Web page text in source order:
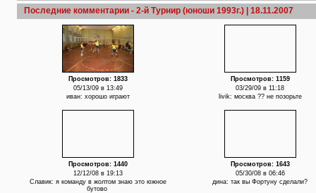
Последние комментарии - 2-й Турнир (юноши 1993г.) | 18.11.2007
Просмотров: 1833
05/13/09 в 13:49
иван: хорошо играют
Просмотров: 1159
03/29/09 в 11:18
livik: москва ?? не позорьте
Просмотров: 1440
12/12/08 в 19:13
Славик: я команду в жолтом знаю это южное
бутово
Просмотров: 1643
05/30/08 в 06:46
дина: так вы Фортуну сделали?